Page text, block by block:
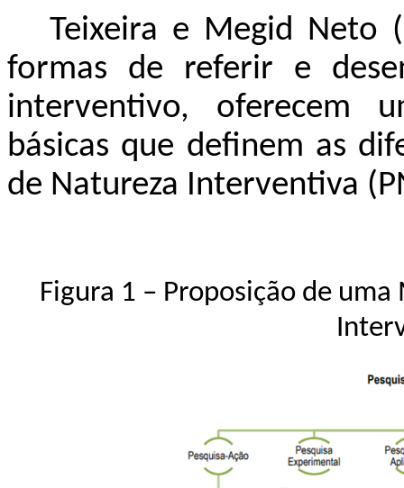
Teixeira e Megid Neto
formas de referir e
interventivo, oferecem
básicas que definem as
de Natureza Interventiva
Figura 1 – Proposição de